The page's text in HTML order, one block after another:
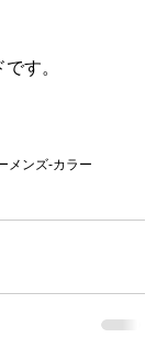
す。
メンズ-カラー